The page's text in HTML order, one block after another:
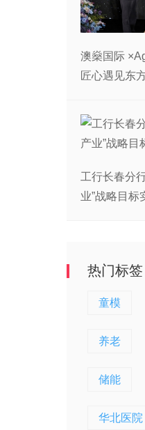
澳燊国际
匠心遇见东
工行长春分
业”战略目标
热门标签
童模
养老
储能
华北医院